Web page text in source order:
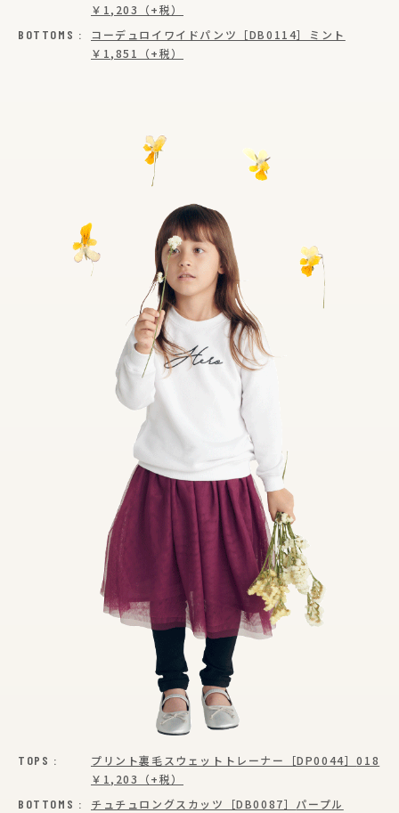
￥1,203（+税）
BOTTOMS :
コーデュロイワイドパンツ［DB0114］ミント
￥1,851（+税）
TOPS : プリント裏毛スウェットトレーナー［DP0044］018
￥1,203（+税）
BOTTOMS :
チュチュロングスカッツ［DB0087］ パープル